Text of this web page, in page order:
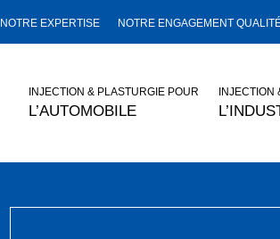
NOTRE EXPERTISE NOTRE ENGAGEMENT
INJECTION & PLASTURGIE POUR
L’AUTOMOBILE